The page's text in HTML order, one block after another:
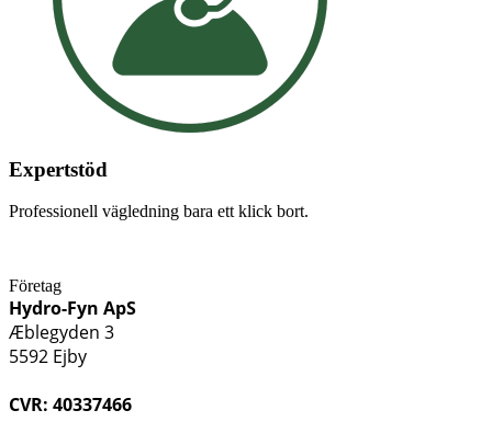
Expertstöd
Professionell vägledning bara ett klick bort.
Företag
Hydro-Fyn ApS
Æblegyden 3
5592 Ejby
CVR: 40337466